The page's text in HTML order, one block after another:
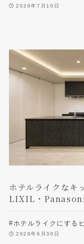
2026年7月10日
ホテルライクなキ
LIXIL・
#ホテルライクにする
2026年6月30日